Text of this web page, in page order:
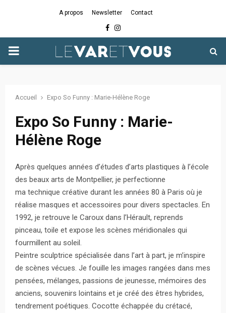
A propos Newsletter Contact
Facebook
Instagram
PRIMARY
Accueil Expo So Funny : Marie-Hélène Roge
Expo So Funny : Marie-
Hélène Roge
Après quelques années d’études d’arts plastiques à l’école
des beaux arts de Montpellier, je perfectionne
ma technique créative durant les années 80 à Paris où je
réalise masques et accessoires pour divers spectacles. En
1992, je retrouve le Caroux dans l’Hérault, reprends
pinceau, toile et expose les scènes méridionales qui
fourmillent au soleil.
Peintre sculptrice spécialisée dans l’art à part, je m’inspire
de scènes vécues. Je fouille les images rangées dans mes
pensées, mélanges, passions de jeunesse, mémoires des
anciens, souvenirs lointains et je créé des êtres hybrides,
tendrement poétiques. Cocotte échappée du crétacé,